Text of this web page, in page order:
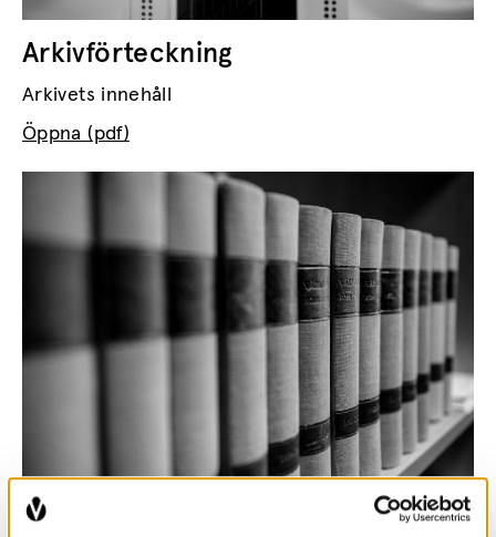
Arkivförteckning
Arkivets innehåll
Öppna (pdf)
Bibliotekskatalog